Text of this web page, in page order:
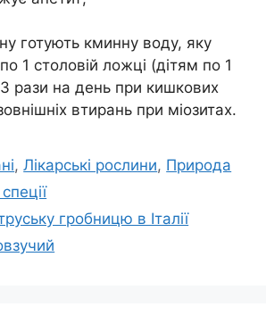
готують кминну воду, яку
1 столовій ложці (дітям по 1
рази на день при кишкових
втирань при міозитах.
,Лікарські рослини, Природа
гробницю в Італії